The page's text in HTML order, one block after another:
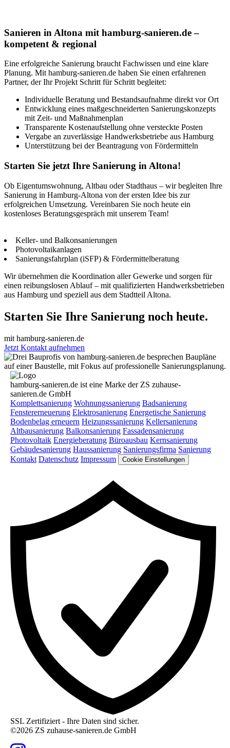
Sanieren in Altona mit hamburg-sanieren.de –
kompetent & regional
Eine erfolgreiche Sanierung braucht Fachwissen und eine klare
Planung. Mit hamburg-sanieren.de haben Sie einen erfahrenen
Partner, der Ihr Projekt Schritt für Schritt begleitet:
Individuelle Beratung und Bestandsaufnahme direkt vor Ort
Entwicklung eines maßgeschneiderten Sanierungskonzepts
mit Zeit- und Maßnahmenplan
Transparente Kostenaufstellung ohne versteckte Posten
Vergabe an zuverlässige Handwerksbetriebe aus Hamburg
Unterstützung bei der Beantragung von Fördermitteln
Starten Sie jetzt Ihre Sanierung in Altona!
Ob Eigentumswohnung, Altbau oder Stadthaus – wir begleiten Ihre
Sanierung in Hamburg-Altona von der ersten Idee bis zur
erfolgreichen Umsetzung. Vereinbaren Sie noch heute ein
kostenloses Beratungsgespräch mit unserem Team!
Keller- und Balkonsanierungen
Photovoltaikanlagen
Sanierungsfahrplan (iSFP) & Fördermittelberatung
Wir übernehmen die Koordination aller Gewerke und sorgen für
einen reibungslosen Ablauf – mit qualifizierten Handwerksbetrieben
aus Hamburg und speziell aus dem Stadtteil Altona.
Starten Sie Ihre Sanierung noch heute.
mit hamburg-sanieren.de
Jetzt Kontakt aufnehmen
hamburg-sanieren.de ist eine Marke der ZS zuhause-
sanieren.de GmbH
Komplettsanierung Wohnungssanierung Badsanierung
Fenstererneuerung Elektrosanierung Energetische Sanierung
Bodenbelag erneuern Heizungssanierung Kellersanierung
Altbausanierung Balkonsanierung Fassadensanierung
Photovoltaik Energieberatung Büroausbau Kernsanierung
Gebäudesanierung Haussanierung Sanierungsfirma Sanierung
Kontakt Datenschutz Impressum Cookie Einstellungen
SSL Zertifiziert - Ihre Daten sind sicher.
©2026 ZS zuhause-sanieren.de GmbH
Kundenbewertungen und Erfahrungen zu
hamburg-sanieren.de
100
%
Empfehlungen auf
ProvenExpert.com
4,96
/
5,00